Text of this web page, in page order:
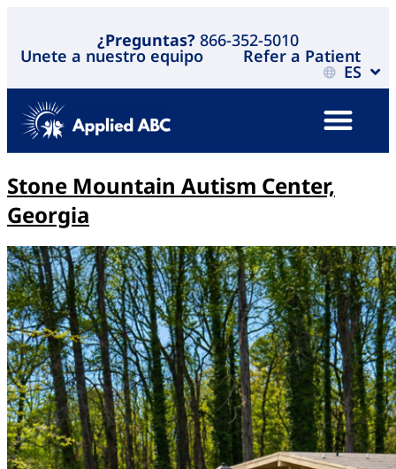
¿Preguntas? 866-352-5010
Unete a nuestro equipo Refer a Patient
ES
Stone Mountain Autism Center,
Georgia